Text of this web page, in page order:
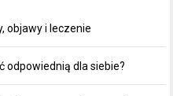
objawy i leczenie
odpowiednią dla siebie?